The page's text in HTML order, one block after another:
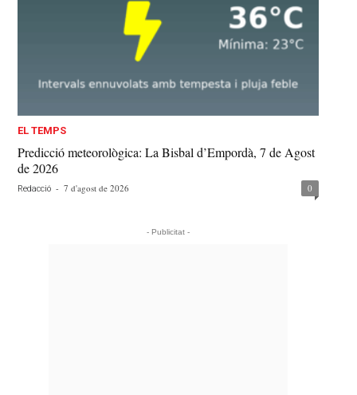
EL TEMPS
Predicció meteorològica: La Bisbal d’Empordà, 7 de Agost
de 2026
Redacció - 7 d'agost de 2026 0
- Publicitat -